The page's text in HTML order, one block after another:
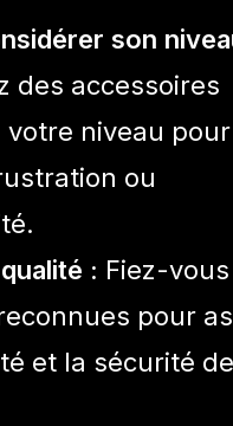
son
des accessoires
votre niveau pour
ou
: Fiez-
pour
et la sécurité